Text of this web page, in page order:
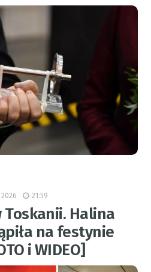
21:59
Toskanii. Halina
na festynie
i WIDEO]